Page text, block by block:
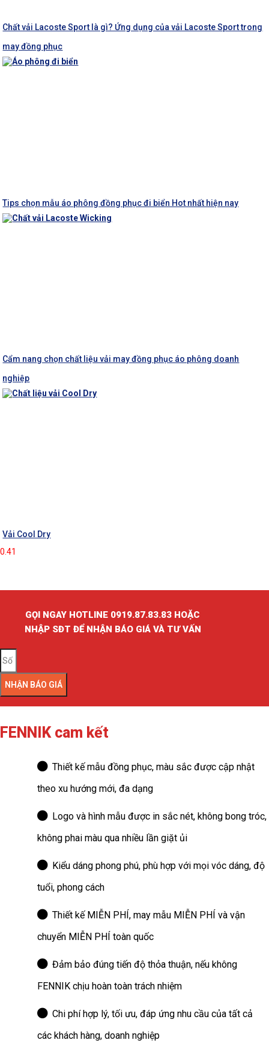
Chất vải Lacoste Sport là gì? Ứng dụng của vải Lacoste Sport trong
may đồng phục
Tips chọn mẫu áo phông đồng phục đi biển Hot nhất hiện nay
Cẩm nang chọn chất liệu vải may đồng phục áo phông doanh
nghiệp
Vải Cool Dry
GỌI NGAY HOTLINE 0919.87.83.83 HOẶC
NHẬP SĐT ĐỂ NHẬN BÁO GIÁ VÀ TƯ VẤN
NHẬN BÁO GIÁ
FENNIK cam kết
Thiết kế mẫu đồng phục, màu sắc được cập nhật
theo xu hướng mới, đa dạng
Logo và hình mẫu được in sắc nét, không bong tróc,
không phai màu qua nhiều lần giặt ủi
Kiểu dáng phong phú, phù hợp với mọi vóc dáng, độ
tuổi, phong cách
Thiết kế MIỄN PHÍ, may mẫu MIỄN PHÍ và vận
chuyển MIỄN PHÍ toàn quốc
Đảm bảo đúng tiến độ thỏa thuận, nếu không
FENNIK chịu hoàn toàn trách nhiệm
Chi phí hợp lý, tối ưu, đáp ứng nhu cầu của tất cả
các khách hàng, doanh nghiệp